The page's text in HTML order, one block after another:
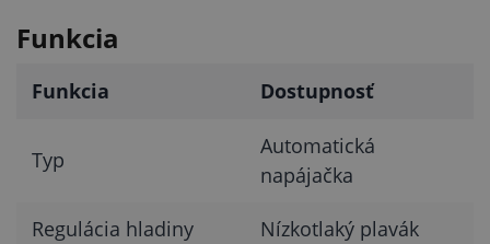
Funkcia
Funkcia Dostupnosť
Typ
Automatická
napájačka
Regulácia hladiny Nízkotlaký plavák